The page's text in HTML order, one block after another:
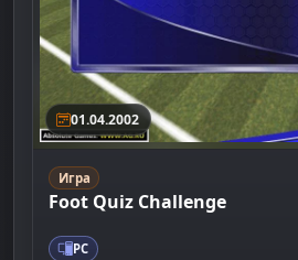
01.04.2002
Игра
Foot Quiz Challenge
PC